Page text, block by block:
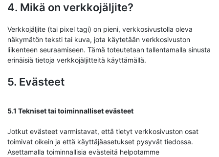
4. Mikä on verkkojäljite?
Verkkojäljite (tai pixel tagi) on pieni, verkkosivustolla oleva
näkymätön teksti tai kuva, jota käytetään verkkosivuston
liikenteen seuraamiseen. Tämä toteutetaan tallentamalla sinusta
erinäisiä tietoja verkkojäljitteitä käyttämällä.
5. Evästeet
5.1 Tekniset tai toiminnalliset evästeet
Jotkut evästeet varmistavat, että tietyt verkkosivuston osat
toimivat oikein ja että käyttäjäasetukset pysyvät tiedossa.
Asettamalla toiminnallisia evästeitä helpotamme